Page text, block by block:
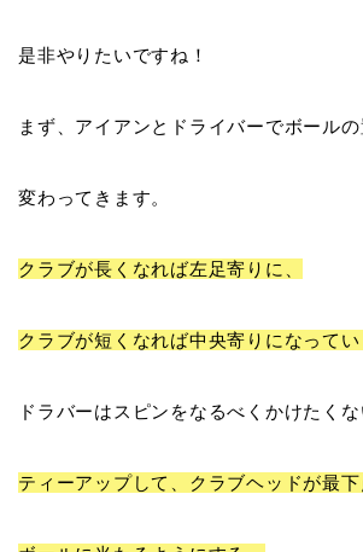
是非やりたいですね！
まず、アイアンとドライバーでボール
変わってきます。
クラブが長くなれば左足寄りに
クラブが短くなれば中央寄り になってい
ドラバーはスピンをなるべくかけたくな
ティーアップして、クラブヘッドが最